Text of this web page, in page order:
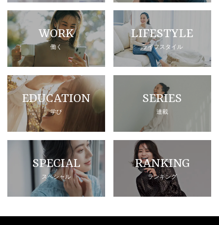
WORK
働く
LIFESTYLE
ライフスタイル
EDUCATION
学び
SERIES
連載
SPECIAL
スペシャル
RANKING
ランキング